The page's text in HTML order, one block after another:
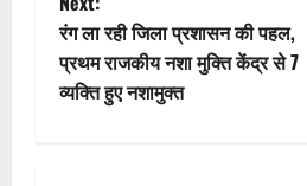
n
a
रंग ला रही जिला प्रशासन की पहल,
प्रथम राजकीय नशा मुक्ति केंद्र से 7
व्यक्ति हुए नशामुक्त